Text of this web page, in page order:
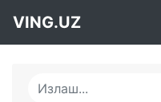
VING.UZ